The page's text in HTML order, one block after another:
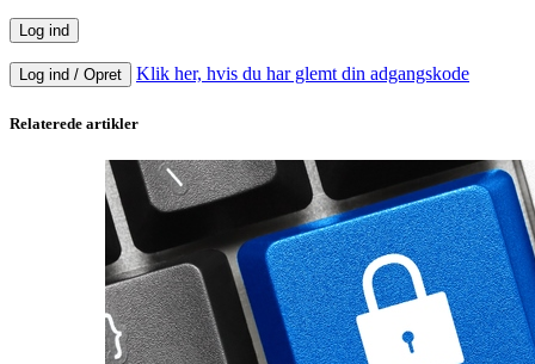
Log ind / Opret Klik her, hvis du har glemt din adgangskode
Relaterede artikler